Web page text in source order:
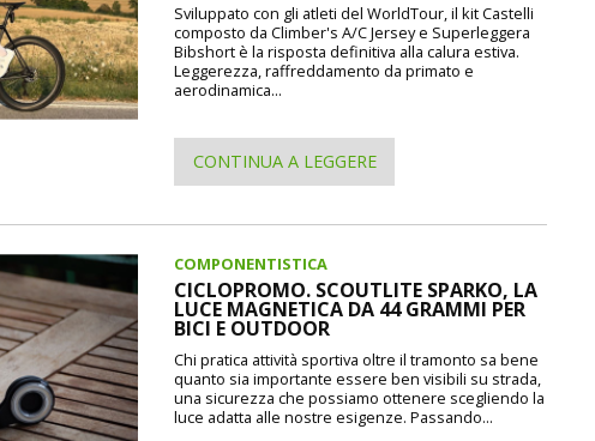
Sviluppato con gli atleti del WorldTour, il kit Castelli
composto da Climber's A/C Jersey e Superleggera
Bibshort è la risposta definitiva alla calura estiva.
Leggerezza, raffreddamento da primato e
aerodinamica...
CONTINUA A LEGGERE
COMPONENTISTICA
CICLOPROMO. SCOUTLITE SPARKO, LA
LUCE MAGNETICA DA 44 GRAMMI PER
BICI E OUTDOOR
Chi pratica attività sportiva oltre il tramonto sa bene
quanto sia importante essere ben visibili su strada,
una sicurezza che possiamo ottenere scegliendo la
luce adatta alle nostre esigenze. Passando...